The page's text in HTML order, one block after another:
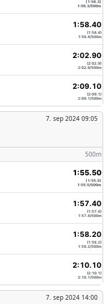
(1:56.3)
1:56.3/500m
1:58.40
(1:58.4)
1:58.4/500m
2:02.90
(2:02.9)
2:02.9/500m
2:09.10
(2:09.1)
2:09.1/500m
7. sep 2024 09:05
500m
1:55.50
(1:55.5)
1:55.5/500m
1:57.40
(1:57.4)
1:57.4/500m
1:58.20
(1:58.2)
1:58.2/500m
2:10.10
(2:10.1)
2:10.1/500m
7. sep 2024 14:00